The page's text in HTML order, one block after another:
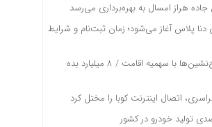
جاده هراز امسال به بهره‌برداری می‌رسد
پلاس آغاز می‌شود؛ زمان ثبت‌نام و شرایط
کاسبی خارج‌نشین‌ها با سهمیه اقامت / ۸ میلیارد بده
اتصال اینترنت کوبا را مختل کرد